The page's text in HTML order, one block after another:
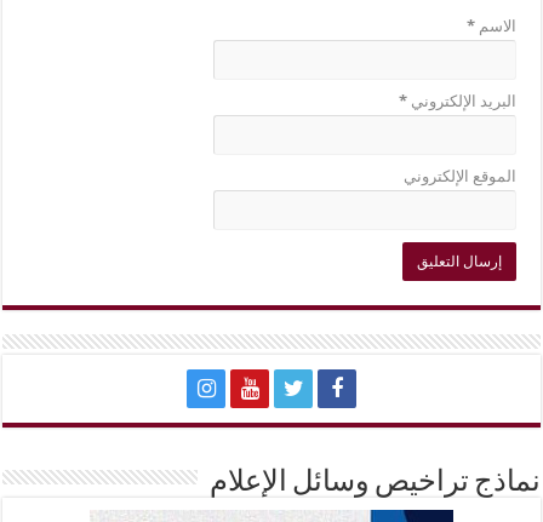
الاسم*
البريد الإلكتروني*
الموقع الإلكتروني
نماذج تراخيص وسائل الإعلام